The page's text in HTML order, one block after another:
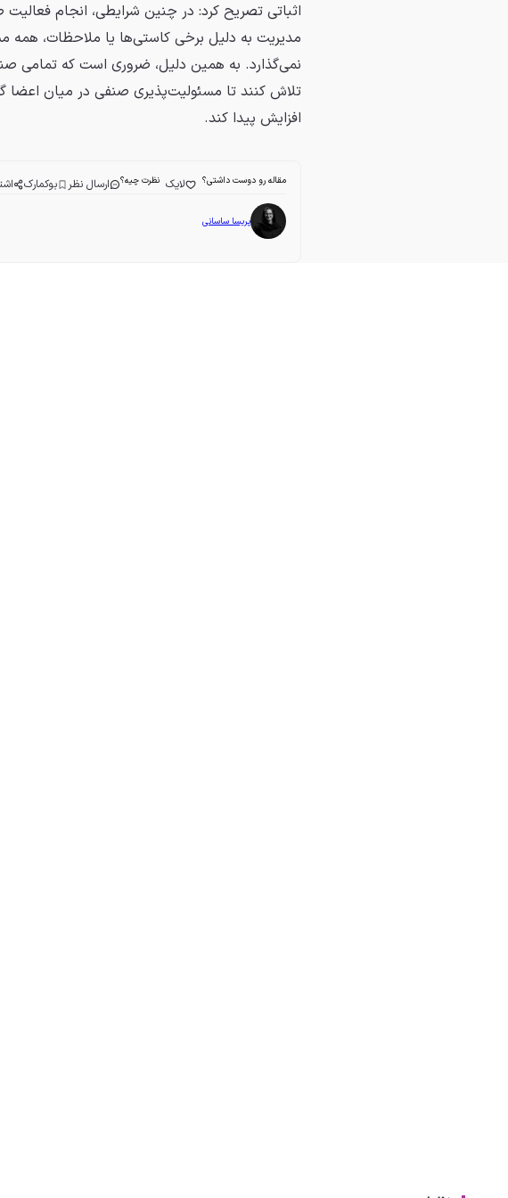
اثباتی تصریح کرد: در چنین شرایطی، انجام
مدیریت به دلیل برخی کاستی‌ها یا ملاحظات، همه
نمی‌گذارد. به همین دلیل، ضروری است که تمامی
تلاش کنند تا مسئولیت‌پذیری صنفی در میان اعضا
افزایش پیدا کند.
مقاله رو دوست داشتی؟ لایک نظرت چیه؟ ارسال نظر بوکمارک
پریسا ساسانی